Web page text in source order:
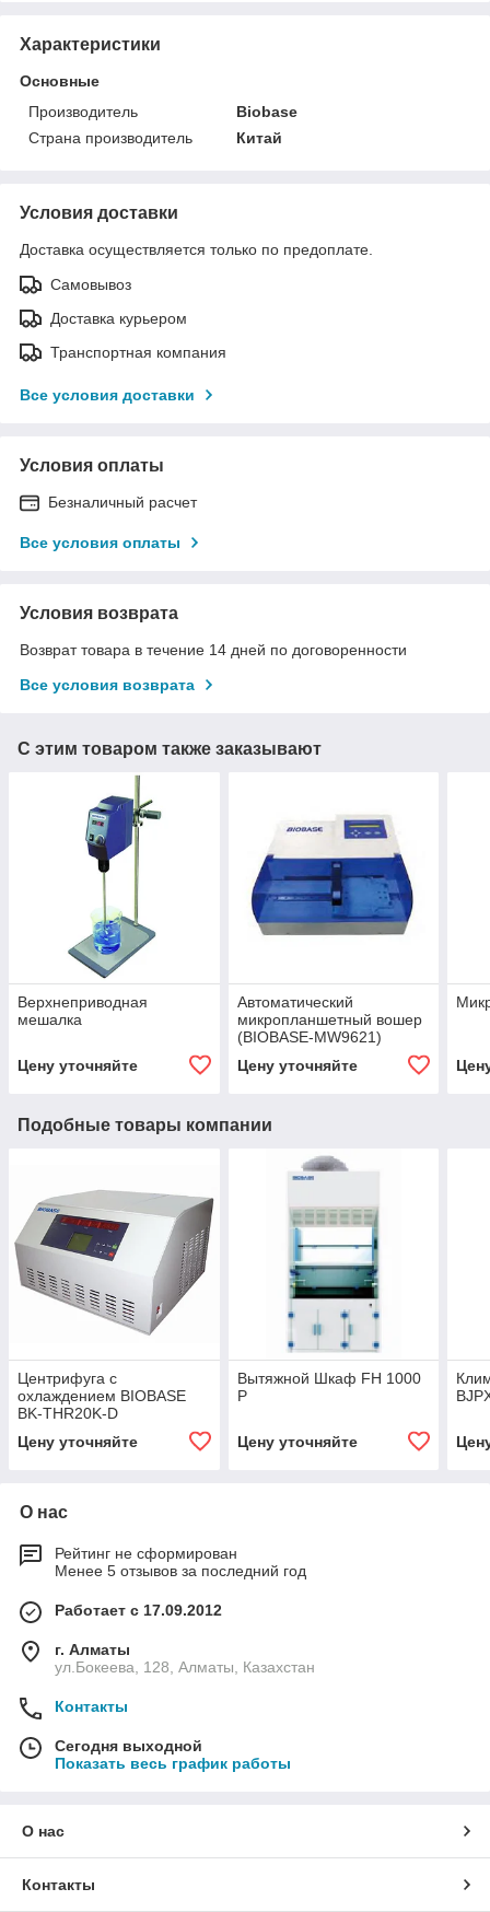
Характеристики
Основные
Производитель
Biobase
Страна производитель
Китай
Условия доставки
Доставка осуществляется только по предоплате.
Самовывоз
Доставка курьером
Транспортная компания
Все условия доставки
Условия оплаты
Безналичный расчет
Все условия оплаты
Условия возврата
Возврат товара в течение 14 дней по договоренности
Все условия возврата
С этим товаром также заказывают
Верхнеприводная
мешалка
Цену уточняйте
Автоматический
микропланшетный вошер
(BIOBASE-MW9621)
Цену уточняйте
Подобные товары компании
Центрифуга с
охлаждением BIOBASE
BK-THR20K-D
Цену уточняйте
Вытяжной Шкаф FH 1000
P
Цену уточняйте
О нас
Рейтинг не сформирован
Менее 5 отзывов за последний год
Работает с 17.09.2012
г. Алматы
ул.Бокеева, 128, Алматы, Казахстан
Контакты
Сегодня выходной
Показать весь график работы
О нас
Контакты